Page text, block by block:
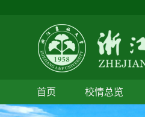
首页 校情总览